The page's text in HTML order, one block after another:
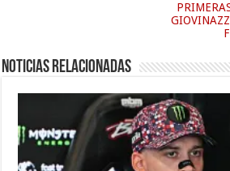
Noticias relacionadas